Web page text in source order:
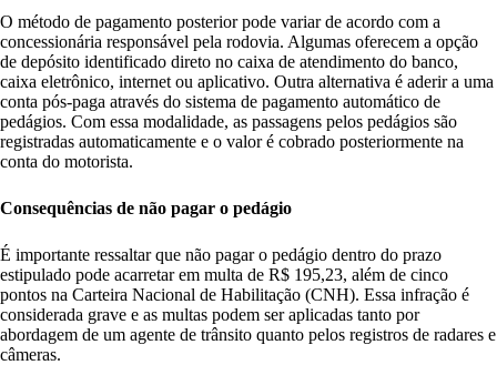
O método de pagamento posterior pode variar de acordo com a
concessionária responsável pela rodovia. Algumas oferecem a opção
de depósito identificado direto no caixa de atendimento do banco,
caixa eletrônico, internet ou aplicativo. Outra alternativa é aderir a uma
conta pós-paga através do sistema de pagamento automático de
pedágios. Com essa modalidade, as passagens pelos pedágios são
registradas automaticamente e o valor é cobrado posteriormente na
conta do motorista.
Consequências de não pagar o pedágio
É importante ressaltar que não pagar o pedágio dentro do prazo
estipulado pode acarretar em multa de R$ 195,23, além de cinco
pontos na Carteira Nacional de Habilitação (CNH). Essa infração é
considerada grave e as multas podem ser aplicadas tanto por
abordagem de um agente de trânsito quanto pelos registros de radares e
câmeras.